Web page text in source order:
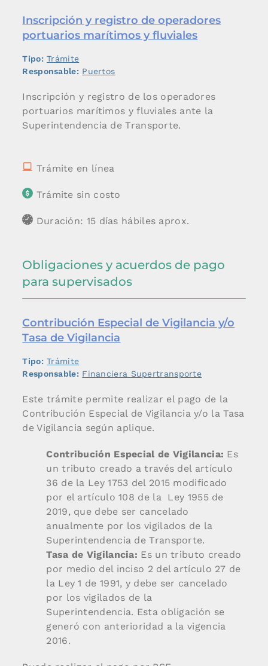
Inscripción y registro de operadores
portuarios marítimos y fluviales
Tipo: Trámite
Responsable: Puertos
Inscripción y registro de los operadores
portuarios marítimos y fluviales ante la
Superintendencia de Transporte.
Trámite en línea
Trámite sin costo
Duración: 15 días hábiles aprox.
Obligaciones y acuerdos de pago
para supervisados
Contribución Especial de Vigilancia y/o
Tasa de Vigilancia
Tipo: Trámite
Responsable: Financiera Supertransporte
Este trámite permite realizar el pago de la
Contribución Especial de Vigilancia y/o la Tasa
de Vigilancia según aplique.
Contribución Especial de Vigilancia: Es
un tributo creado a través del artículo
36 de la Ley 1753 del 2015 modificado
por el artículo 108 de la Ley 1955 de
2019, que debe ser cancelado
anualmente por los vigilados de la
Superintendencia de Transporte.
Tasa de Vigilancia: Es un tributo creado
por medio del inciso 2 del artículo 27 de
la Ley 1 de 1991, y debe ser cancelado
por los vigilados de la
Superintendencia. Esta obligación se
generó con anterioridad a la vigencia
2016.